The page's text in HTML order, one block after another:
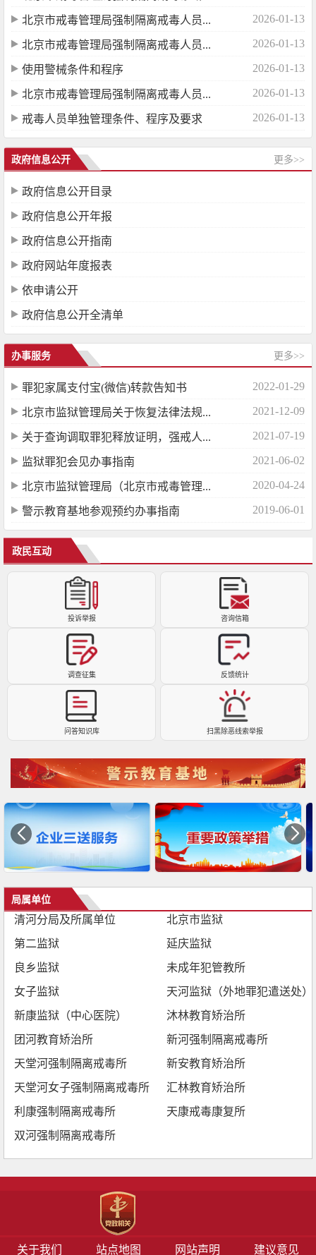
北京市戒毒管理局强制隔离戒毒人员... 2026-01-13
北京市戒毒管理局强制隔离戒毒人员... 2026-01-13
使用警械条件和程序 2026-01-13
北京市戒毒管理局强制隔离戒毒人员... 2026-01-13
戒毒人员单独管理条件、程序及要求 2026-01-13
政府信息公开 更多>>
政府信息公开目录
政府信息公开年报
政府信息公开指南
政府网站年度报表
依申请公开
政府信息公开全清单
办事服务 更多>>
罪犯家属支付宝(微信)转款告知书 2022-01-29
北京市监狱管理局关于恢复法律法规... 2021-12-09
关于查询调取罪犯释放证明，强戒人... 2021-07-19
监狱罪犯会见办事指南 2021-06-02
北京市监狱管理局（北京市戒毒管理... 2020-04-24
警示教育基地参观预约办事指南 2019-06-01
政民互动
投诉举报 咨询信箱
调查征集 反馈统计
问答知识库 扫黑除恶线索举报
局属单位
清河分局及所属单位
北京市监狱
第二监狱
延庆监狱
良乡监狱
未成年犯管教所
女子监狱
天河监狱（外地罪犯遣送处）
新康监狱（中心医院）
沐林教育矫治所
团河教育矫治所
新河强制隔离戒毒所
天堂河强制隔离戒毒所
新安教育矫治所
天堂河女子强制隔离戒毒所
汇林教育矫治所
利康强制隔离戒毒所
天康戒毒康复所
双河强制隔离戒毒所
关于我们 站点地图 网站声明 建议意见